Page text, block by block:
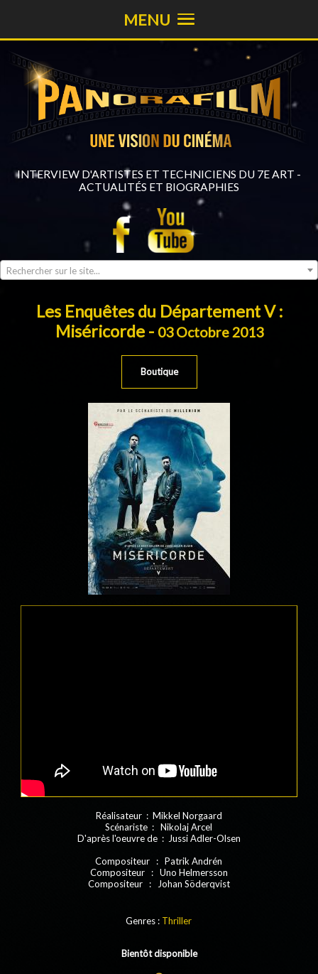
INTERVIEW D'ARTISTES ET TECHNICIENS DU 7E ART -
ACTUALITÉS ET BIOGRAPHIES
Rechercher sur le site...
MENU
Les Enquêtes du Département V :
Miséricorde - 03 Octobre 2013
Boutique
Réalisateur : Mikkel Norgaard
Scénariste : Nikolaj Arcel
D'après l'oeuvre de : Jussi Adler-Olsen
Compositeur : Patrik Andrén
Compositeur : Uno Helmersson
Compositeur : Johan Söderqvist
Genres : Thriller
Bientôt disponible